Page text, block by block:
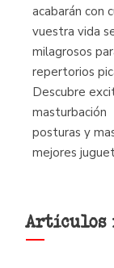
acabarán con
vuestra vida
milagrosos
repertorios
Descubre
masturbación
posturas y
mejores
Artículos